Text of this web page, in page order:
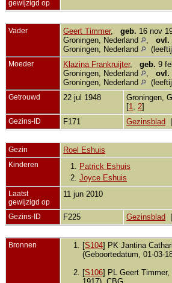
gewijzigd op
Vader Geert Timmer, geb. 16 nov
Groningen, Nederland
, ovl.
Groningen, Nederland
Moeder Klazina Frankruijter, geb. 9
Groningen, Nederland
, ovl.
Groningen, Nederland
Getrouwd 22 jul 1948
Groningen,
[1, 2]
Gezins-ID F171 Gezinsblad
Gezin Roel Eshuis
Kinderen 1. Patrick Eshuis
2. Joyce Eshuis
Laatst
gewijzigd op
11 jun 2010
Gezins-ID F225 Gezinsblad
Bronnen [S104] PK Jantina
(Geboortedatum, 01-03-
[S106] PL Geert Timmer,